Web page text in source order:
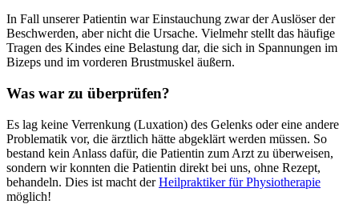
In Fall unserer Patientin war Einstauchung zwar der Auslöser der
Beschwerden, aber nicht die Ursache. Vielmehr stellt das häufige
Tragen des Kindes eine Belastung dar, die sich in Spannungen im
Bizeps und im vorderen Brustmuskel äußern.
Was war zu überprüfen?
Es lag keine Verrenkung (Luxation) des Gelenks oder eine andere
Problematik vor, die ärztlich hätte abgeklärt werden müssen. So
bestand kein Anlass dafür, die Patientin zum Arzt zu überweisen,
sondern wir konnten die Patientin direkt bei uns, ohne Rezept,
behandeln. Dies ist macht derHeilpraktiker für Physiotherapie
möglich!